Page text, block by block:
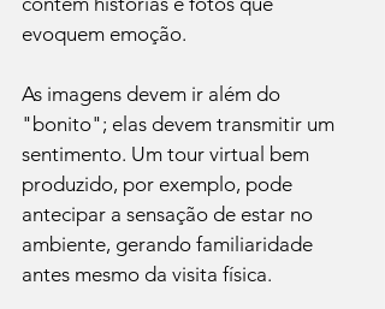
evoquem emoção.
As imagens devem ir além do
"bonito"; elas devem transmitir um
sentimento. Um tour virtual bem
produzido, por exemplo, pode
antecipar a sensação de estar no
ambiente, gerando familiaridade
antes mesmo da visita física.